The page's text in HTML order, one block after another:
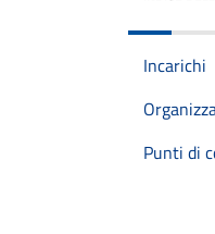
Incarichi
Punti di